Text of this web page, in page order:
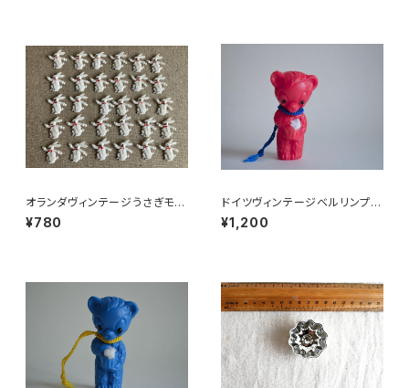
オランダヴィンテージうさぎモチ
ーフプラパーツ30個セットNo4
3
¥780
ドイツヴィンテージベルリンプラ
ベア赤C2
¥1,200